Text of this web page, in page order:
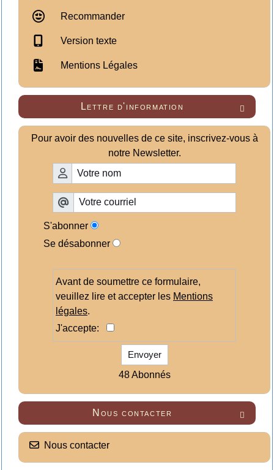
Recommander
Version texte
Mentions Légales

Lettre d'information
Pour avoir des nouvelles de ce site, inscrivez-vous à
notre Newsletter.
S'abonner
Se désabonner
Avant de soumettre ce formulaire,
veuillez lire et accepter les Mentions
légales.
J'accepte:
Envoyer
48 Abonnés

Nous contacter
Nous contacter